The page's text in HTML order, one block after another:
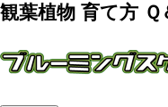
観葉植物 育て方 Ｑ